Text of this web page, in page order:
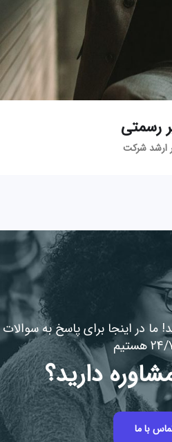
رسمتی
ارشد شرکت
ما در اینجا برای پاسخ به سوالات
دارید؟
با ما